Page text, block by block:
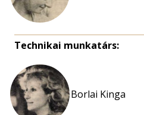
Technikai munkatárs:
Borlai Kinga